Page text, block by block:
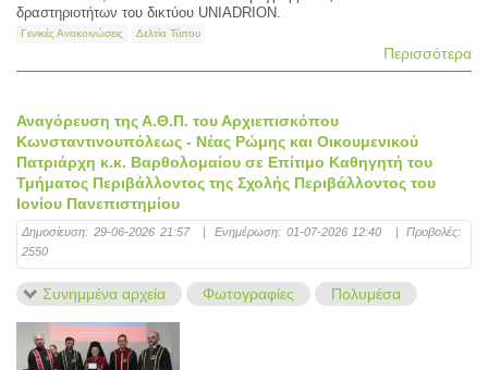
δραστηριοτήτων του δικτύου UNIADRION.
Γενικές Ανακοινώσεις Δελτία Τύπου
Περισσότερα
Αναγόρευση της Α.Θ.Π. του Αρχιεπισκόπου
Κωνσταντινουπόλεως - Νέας Ρώμης και Οικουμενικού
Πατριάρχη κ.κ. Βαρθολομαίου σε Επίτιμo Καθηγητή του
Τμήματος Περιβάλλοντος της Σχολής Περιβάλλοντος του
Ιονίου Πανεπιστημίου
Δημοσίευση: 29-06-2026 21:57 | Ενημέρωση: 01-07-2026 12:40 |
Προβολές:
2550
Συνημμένα αρχεία Φωτογραφίες Πολυμέσα